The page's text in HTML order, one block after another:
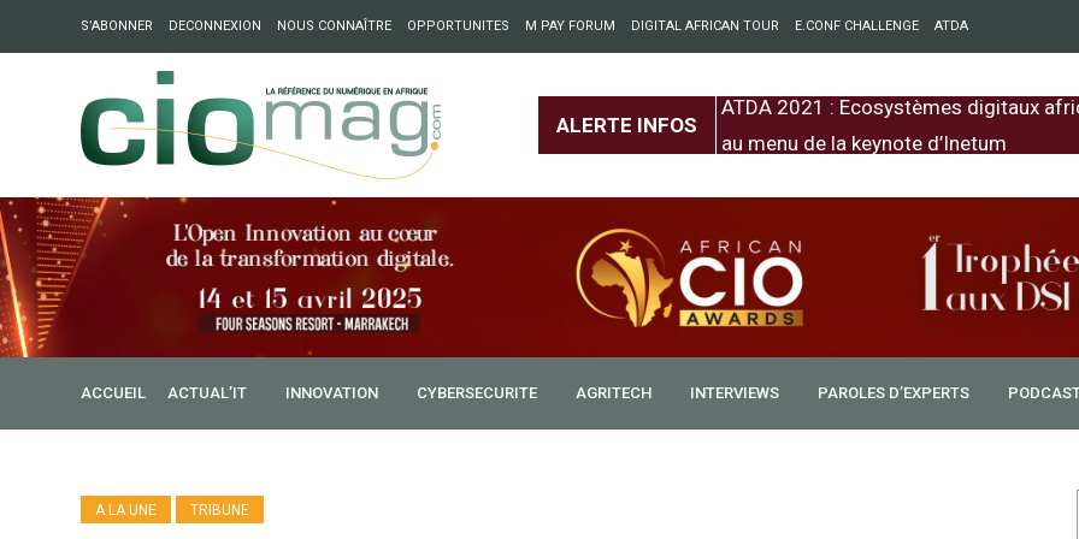
S’ABONNER DECONNEXION NOUS CONNAÎTRE OPPORTUNITES M PAY FORUM DIGITAL AFRICAN TOUR E.CONF CHALLENGE ATDA
ALERTE INFOS
: Partech Shaker lance Chapter54 pour créer des ponts entre l’Europe et
ATDA 2021 : Ecosystèmes digitaux
au menu de la keynote d’Inetum
ACCUEIL ACTUAL’IT INNOVATION CYBERSECURITE AGRITECH INTERVIEWS PAROLES D’EXPERTS
A LA UNE TRIBUNE